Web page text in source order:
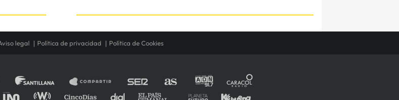
legal Política de privacidad Política de Cookies